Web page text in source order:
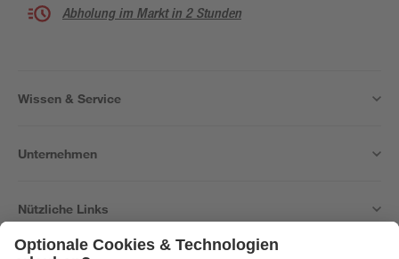
Abholung im Markt in 2 Stunden
Wissen & Service
Unternehmen
Nützliche Links